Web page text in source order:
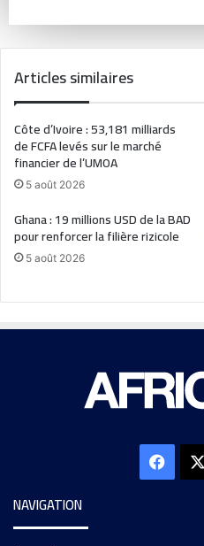
Articles similaires
Côte d’Ivoire : 53,181 milliards
de FCFA levés sur le marché
financier de l’UMOA
5 août 2026
Ghana : 19 millions USD de la BAD
pour renforcer la filière rizicole
5 août 2026
NAVIGATION